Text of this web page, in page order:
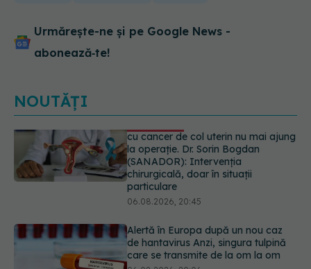
Urmărește-ne și pe Google News -
abonează‑te!
NOUTĂȚI
Alertă în Europa după un nou caz
de hantavirus Anzi, singura tulpină
care se transmite de la om la om
06.08.2026, 20:06
Mii de angajați din Sănătate ar
putea primi salarii mai mari.
Sindicatele cer schimbarea legii